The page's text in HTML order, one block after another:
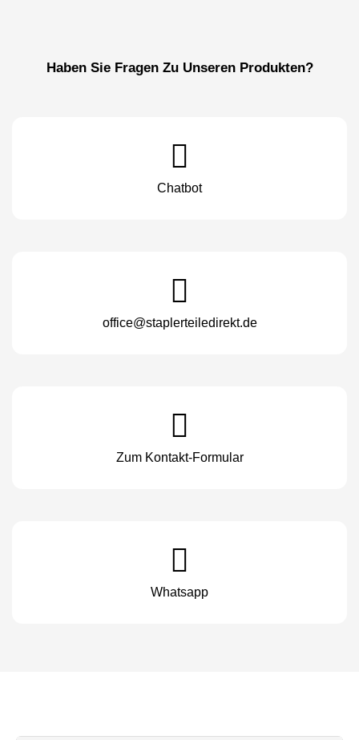
Haben Sie Fragen Zu Unseren Produkten?
Chatbot
office@staplerteiledirekt.de
Zum Kontakt-Formular
Whatsapp